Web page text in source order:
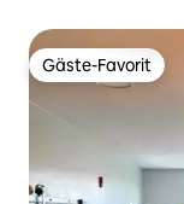
Gäste-Favorit
Gäste-Favorit